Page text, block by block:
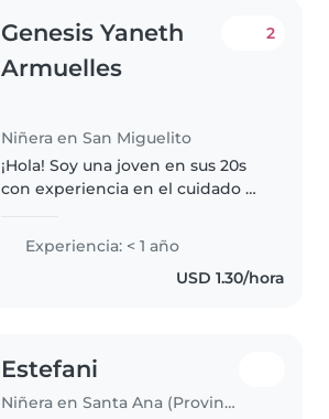
Genesis Yaneth
Armuelles
Niñera en San Miguelito
2
¡Hola! Soy una joven en sus 20s
con experiencia en el cuidado de
con niños, especialmente en
manualidades y juegos. Soy
Experiencia: < 1 año
USD 1.30/hora
Estefani
Niñera en Santa Ana (Provincia de Los Santos)